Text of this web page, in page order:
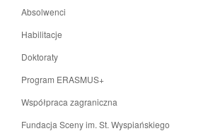
Absolwenci
Habilitacje
Doktoraty
Program ERASMUS+
Współpraca zagraniczna
Fundacja Sceny im. St. Wyspiańskiego